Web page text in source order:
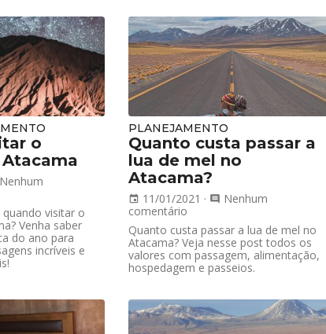
o
Nenhum
visitar o
Venha saber
do ano para
incríveis e
PLANEJAMENTO
Quanto custa passar a
lua de mel no
Atacama?
event 11/01/2021 · comment Nenhum
comentário
Quanto custa passar a lua de mel no
Atacama? Veja nesse post todos os
valores com passagem, alimentação,
hospedagem e passeios.